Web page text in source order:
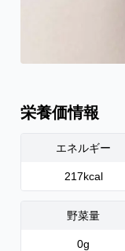
栄養価情報
エネルギー
217kcal
野菜量
0g